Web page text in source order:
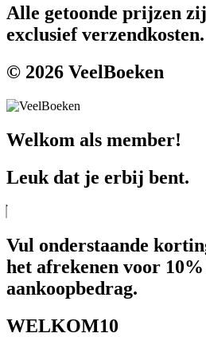
Alle getoonde prijzen
exclusief verzendkosten.
© 2026 VeelBoeken
Welkom als member!
Leuk dat je erbij bent.
Vul onderstaande
het afrekenen voor
aankoopbedrag.
WELKOM10